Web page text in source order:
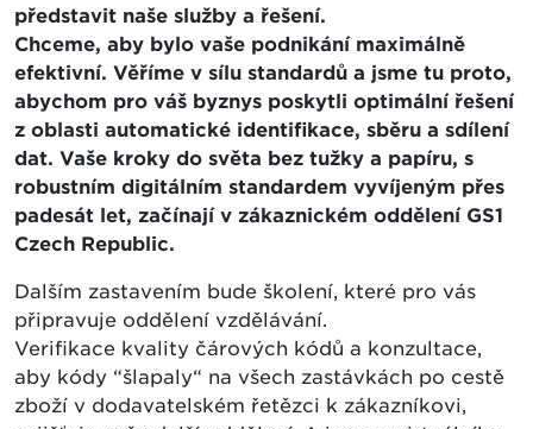
představit naše služby a řešení.
Chceme, aby bylo vaše podnikání maximálně
efektivní. Věříme v sílu standardů a jsme tu proto,
abychom pro váš byznys poskytli optimální řešení
z oblasti automatické identifikace, sběru a sdílení
dat. Vaše kroky do světa bez tužky a papíru, s
robustním digitálním standardem vyvíjeným přes
padesát let, začínají v zákaznickém oddělení GS1
Czech Republic.
Dalším zastavením bude školení, které pro vás
připravuje oddělení vzdělávání.
Verifikace kvality čárových kódů a konzultace,
aby kódy “šlapaly“ na všech zastávkách po cestě
zboží v dodavatelském řetězci k zákazníkovi,